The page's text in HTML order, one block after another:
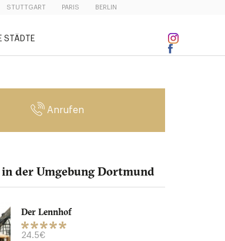
STUTTGART PARIS BERLIN
STÄDTE
Anrufen
der Umgebung Dortmund
Der Lennhof
24.5€